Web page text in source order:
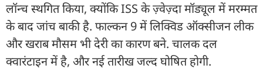
लॉन्च स्थगित किया, क्योंकि ISS के ज़्वेज़्दा मॉड्यूल में मरम्मत
के बाद जांच बाकी है. फाल्कन 9 में लिक्विड ऑक्सीजन लीक
और खराब मौसम भी देरी का कारण बने. चालक दल
क्वारंटाइन में है, और नई तारीख जल्द घोषित होगी.